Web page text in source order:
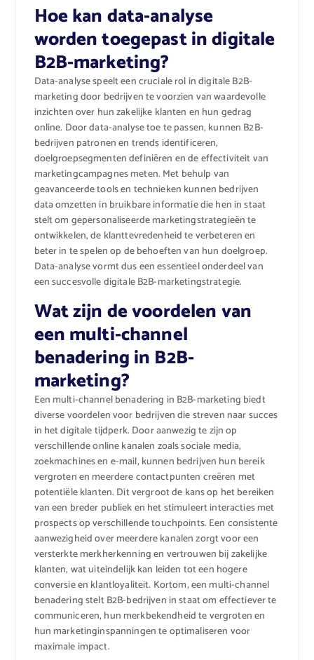
Hoe kan data-analyse
worden toegepast in digitale
B2B-marketing?
Data-analyse speelt een cruciale rol in digitale B2B-
marketing door bedrijven te voorzien van waardevolle
inzichten over hun zakelijke klanten en hun gedrag
online. Door data-analyse toe te passen, kunnen B2B-
bedrijven patronen en trends identificeren,
doelgroepsegmenten definiëren en de effectiviteit van
marketingcampagnes meten. Met behulp van
geavanceerde tools en technieken kunnen bedrijven
data omzetten in bruikbare informatie die hen in staat
stelt om gepersonaliseerde marketingstrategieën te
ontwikkelen, de klanttevredenheid te verbeteren en
beter in te spelen op de behoeften van hun doelgroep.
Data-analyse vormt dus een essentieel onderdeel van
een succesvolle digitale B2B-marketingstrategie.
Wat zijn de voordelen van
een multi-channel
benadering in B2B-
marketing?
Een multi-channel benadering in B2B-marketing biedt
diverse voordelen voor bedrijven die streven naar succes
in het digitale tijdperk. Door aanwezig te zijn op
verschillende online kanalen zoals sociale media,
zoekmachines en e-mail, kunnen bedrijven hun bereik
vergroten en meerdere contactpunten creëren met
potentiële klanten. Dit vergroot de kans op het bereiken
van een breder publiek en het stimuleert interacties met
prospects op verschillende touchpoints. Een consistente
aanwezigheid over meerdere kanalen zorgt voor een
versterkte merkherkenning en vertrouwen bij zakelijke
klanten, wat uiteindelijk kan leiden tot een hogere
conversie en klantloyaliteit. Kortom, een multi-channel
benadering stelt B2B-bedrijven in staat om effectiever te
communiceren, hun merkbekendheid te vergroten en
hun marketinginspanningen te optimaliseren voor
maximale impact.